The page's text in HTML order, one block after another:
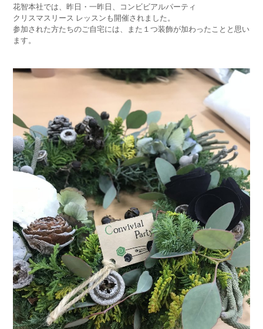
花智本社では、昨日・一昨日、コンビビアルパーティ
クリスマスリース レッスンも開催されました。
参加された方たちのご自宅には、また１つ装飾が加わったことと思い
ます。